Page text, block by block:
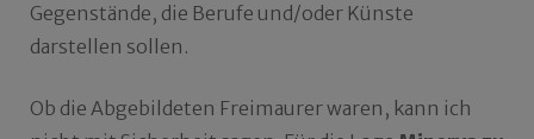
Gegenstände, die Berufe und/oder Künste
darstellen sollen.
Ob die Abgebildeten Freimaurer waren, kann ich